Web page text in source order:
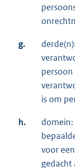
g.
persoon
is om
h.
domein:
voor
gedacht